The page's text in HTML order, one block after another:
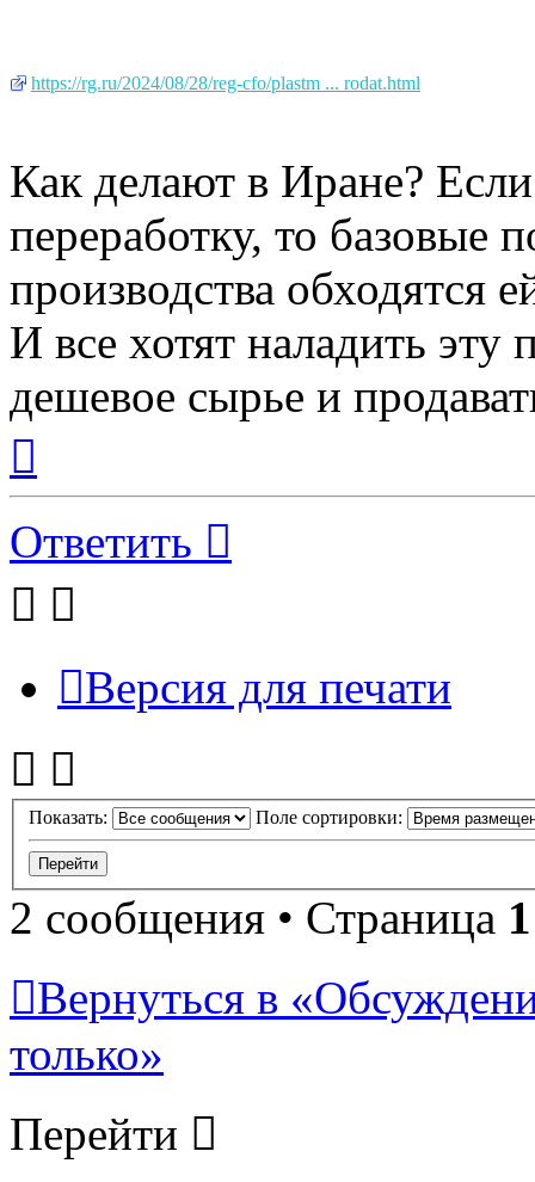
https://rg.ru/2024/08/28/reg-cfo/plastm ... rodat.html
Как делают в Иране?
переработку, то базовые
производства обходятся
И все хотят наладить эту
дешевое сырье и
началу
Ответить
Версия для печати
Показать: Поле сортировки:
2 сообщения • Страница 1
Вернуться в
только»
Перейти